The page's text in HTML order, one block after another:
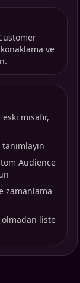
ve
eski misafir,
Audience
zamanlama
olmadan liste